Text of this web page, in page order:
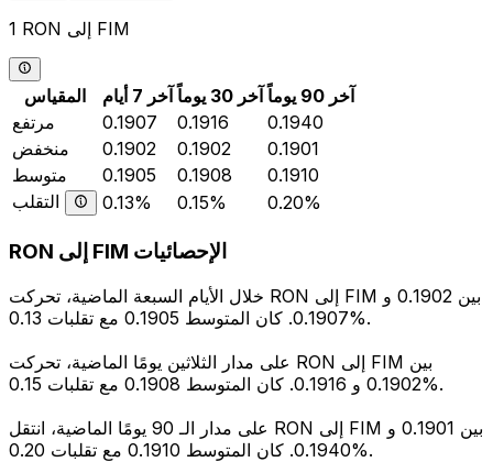
1 RON إلى FIM
المقياس آخر 7 أيام آخر 30 يوماً
آخر 90 يوماً
مرتفع
0.1907 0.1916
0.1940
منخفض
0.1902 0.1902
0.1901
متوسط
0.1905 0.1908
0.1910
التقلب
0.13% 0.15% 0.20%
RON إلى FIM الإحصائيات
خلال الأيام السبعة الماضية، تحركت RON إلى FIM بين 0.1902 و
0.1907. كان المتوسط 0.1905 مع تقلبات 0.13%.
على مدار الثلاثين يومًا الماضية، تحركت RON إلى FIM بين
0.1902 و 0.1916. كان المتوسط 0.1908 مع تقلبات 0.15%.
على مدار الـ 90 يومًا الماضية، انتقل RON إلى FIM بين 0.1901 و
0.1940. كان المتوسط 0.1910 مع تقلبات 0.20%.